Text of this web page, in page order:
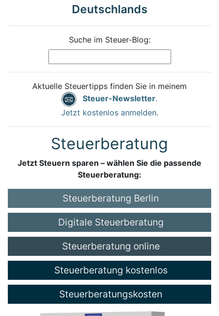
Deutschlands
Suche im Steuer-Blog:
Aktuelle Steuertipps finden Sie in meinem
Steuer-Newsletter.
Jetzt kostenlos anmelden.
Steuerberatung
Jetzt Steuern sparen – wählen Sie die passende
Steuerberatung:
Steuerberatung Berlin
Digitale Steuerberatung
Steuerberatung online
Steuerberatung kostenlos
Steuerberatungskosten